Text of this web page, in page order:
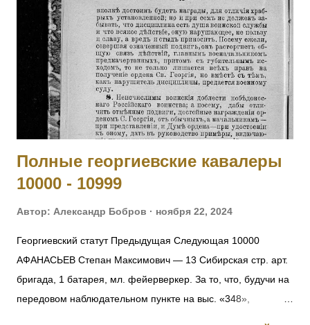
австрийцами с 29.05 по 16.06.1915. 4013 БОГДАНОВ
Василий — 293 пех. Ижорский полк, 2 рота, ст. унтер-
офицер. За мужество и храбрость в боях с австрийцами с
23 по 29.05.1915. 4014 СЕРГЕЕВ Василий — 295 пех.
Свирский полк, 11 рота, подпрапорщик. За отличие в боях с
23 по 28.06.1915. 4015 ДЕМЯНОВ Петр — 295 пех.
Свирский полк, пулеметная команда, фельдфебель. За от...
Полные георгиевские кавалеры
10000 - 10999
Автор: Александр Бобров ноября 22, 2024
Георгиевский статут Предыдущая Следующая 10000
АФАНАСЬЕВ Степан Максимович — 13 Сибирская стр. арт.
бригада, 1 батарея, мл. фейерверкер. За то, что, будучи на
передовом наблюдательном пункте на выс. «348»,